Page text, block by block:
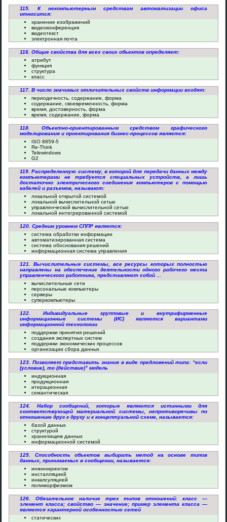
115. К некомпьютерным средствам автоматизации офиса
относится:
хранение изображений
видеоконференция
видеотекст
электронная почта
116. Общие свойства для всех своих объектов определяет:
атрибут
функция
структура
класс
117. В число значимых отличительных свойств информации входят:
периодичность, содержание, форма
содержание, своевременность, форма
время, достоверность, форма
время, содержание, форма
118. Объектно-ориентированным средством графического
моделирования и проектирования бизнес-процессов является:
ISO 8859-5
Re-Think
Telewindows
G2
119. Распределенную систему, в которой для передачи данных между
компьютерами не требуется специальных устройств, а лишь
достаточно электрического соединения компьютеров с помощью
кабелей и разъемов, называют:
локальной открытой системой
локальной вычислительной сетью
управленческой вычислительной сетью
локальной интегрированной системой
120. Средним уровнем СППР является:
система обработки информации
автоматизированная система
система обоснования решений
информационная система управления
121. Вычислительные системы, все ресурсы которых полностью
направлены на обеспечение деятельности одного рабочего места
управленческого работника, представляют собой ...
вычислительные сети
персональные компьютеры
серверы
суперкомпьютеры
122. Индивидуальные групповые и внутрифирменные
информационные системы (ИС) являются вариантами
информационной технологии
поддержки принятия решений
создания экспертных систем
поддержки экономических процессов
организации сбора данных
123. Позволяет представить знания в виде предложений типа: “если
(условие), то (действие)” модель
индукционная
продукционная
итерационная
семантическая
124. Набор сообщений, которые являются истинными для
соответствующей материальной системы, непротиворечивы по
отношению друг к другу и к концептуальной схеме, называется:
базой данных
структурой
хранилищем данных
информационной системой
125. Способность объектов выбирать метод на основе типов
данных, принимаемых в сообщении, называется:
инжинирингом
инсталляцией
инкапсуляцией
полиморфизмом
126. Обязательное наличие трех типов отношений: класс —
элемент класса; свойство — значение; пример элемента класса —
является характерной особенностью сетей
статических